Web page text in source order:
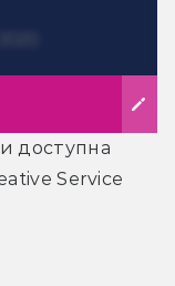
доступна
Service